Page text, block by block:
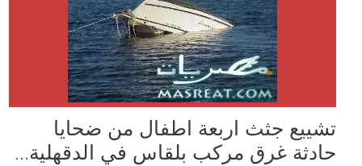
تشييع جثث اربعة اطفال من ضحايا
حادثة غرق مركب بلقاس في الدقهلية...